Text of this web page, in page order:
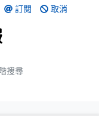
訂閱 取消
搜尋